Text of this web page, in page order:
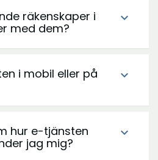
räkenskaper i
med dem?
expand_more
i mobil eller på
expand_more
hur e-tjänsten
jag mig?
expand_more